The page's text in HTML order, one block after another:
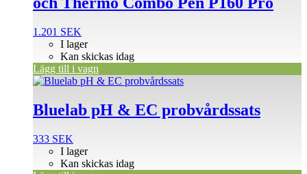
1.201 SEK
I lager
Kan skickas idag
Lägg till i vagn
Bluelab pH & EC probvårdssats
333 SEK
I lager
Kan skickas idag